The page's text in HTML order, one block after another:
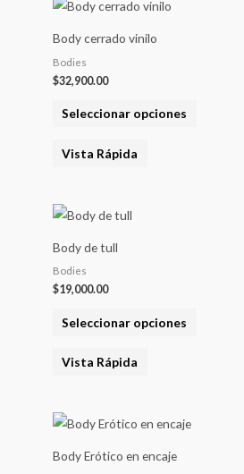
Body cerrado vinilo
Bodies
$32,900.00
Seleccionar opciones
Vista Rápida
Body de tull
Bodies
$19,000.00
Seleccionar opciones
Vista Rápida
Body Erótico en encaje